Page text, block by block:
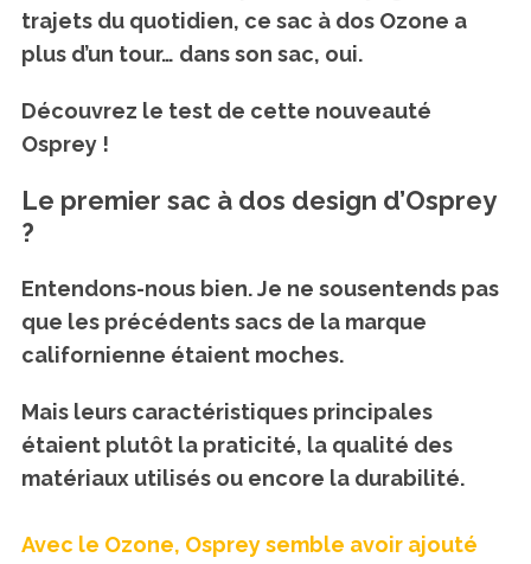
trajets du quotidien, ce sac à dos Ozone a
plus d’un tour… dans son sac, oui.
Découvrez le test de cette nouveauté
Osprey !
Le premier sac à dos design d’Osprey
?
Entendons-nous bien. Je ne sousentends pas
que les précédents sacs de la marque
californienne étaient moches.
Mais leurs caractéristiques principales
étaient plutôt la praticité, la qualité des
matériaux utilisés ou encore la durabilité.
Avec le Ozone, Osprey semble avoir ajouté